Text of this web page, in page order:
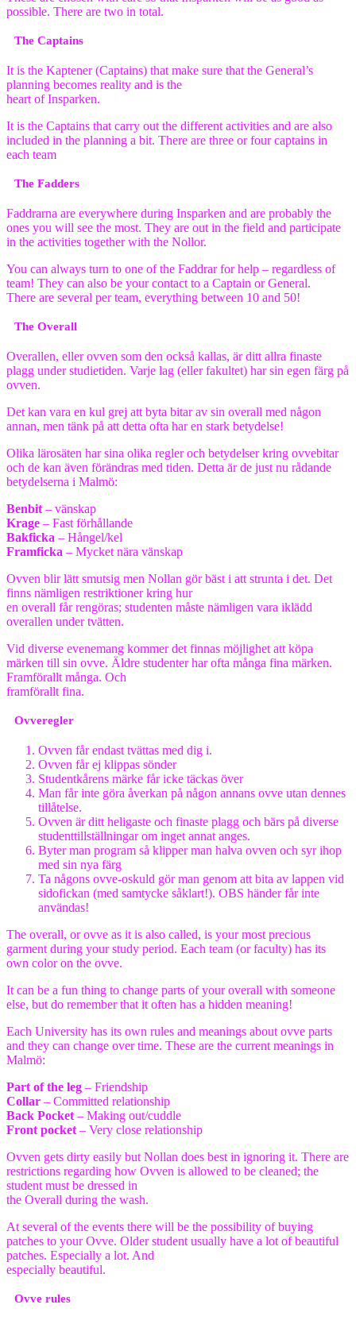
possible. There are two in total.
The Captains
It is the Kaptener (Captains) that make sure that the General’s
planning becomes reality and is the
heart of Insparken.
It is the Captains that carry out the different activities and are also
included in the planning a bit. There are three or four captains in
each team
The Fadders
Faddrarna are everywhere during Insparken and are probably the
ones you will see the most. They are out in the field and participate
in the activities together with the Nollor.
You can always turn to one of the Faddrar for help – regardless of
team! They can also be your contact to a Captain or General.
There are several per team, everything between 10 and 50!
The Overall
Overallen, eller ovven som den också kallas, är ditt allra finaste
plagg under studietiden. Varje lag (eller fakultet) har sin egen färg på
ovven.
Det kan vara en kul grej att byta bitar av sin overall med någon
annan, men tänk på att detta ofta har en stark betydelse!
Olika lärosäten har sina olika regler och betydelser kring ovvebitar
och de kan även förändras med tiden. Detta är de just nu rådande
betydelserna i Malmö:
Benbit – vänskap
Krage – Fast förhållande
Bakficka – Hångel/kel
Framficka – Mycket nära vänskap
Ovven blir lätt smutsig men Nollan gör bäst i att strunta i det. Det
finns nämligen restriktioner kring hur
en overall får rengöras; studenten måste nämligen vara iklädd
overallen under tvätten.
Vid diverse evenemang kommer det finnas möjlighet att köpa
märken till sin ovve. Äldre studenter har ofta många fina märken.
Framförallt många. Och
framförallt fina.
Ovveregler
Ovven får endast tvättas med dig i.
Ovven får ej klippas sönder
Studentkårens märke får icke täckas över
Man får inte göra åverkan på någon annans ovve utan dennes
tillåtelse.
Ovven är ditt heligaste och finaste plagg och bärs på diverse
studenttillställningar om inget annat anges.
Byter man program så klipper man halva ovven och syr ihop
med sin nya färg
Ta någons ovve-oskuld gör man genom att bita av lappen vid
sidofickan (med samtycke såklart!). OBS händer får inte
användas!
The overall, or ovve as it is also called, is your most precious
garment during your study period. Each team (or faculty) has its
own color on the ovve.
It can be a fun thing to change parts of your overall with someone
else, but do remember that it often has a hidden meaning!
Each University has its own rules and meanings about ovve parts
and they can change over time. These are the current meanings in
Malmö:
Part of the leg – Friendship
Collar – Committed relationship
Back Pocket – Making out/cuddle
Front pocket – Very close relationship
Ovven gets dirty easily but Nollan does best in ignoring it. There are
restrictions regarding how Ovven is allowed to be cleaned; the
student must be dressed in
the Overall during the wash.
At several of the events there will be the possibility of buying
patches to your Ovve. Older student usually have a lot of beautiful
patches. Especially a lot. And
especially beautiful.
Ovve rules